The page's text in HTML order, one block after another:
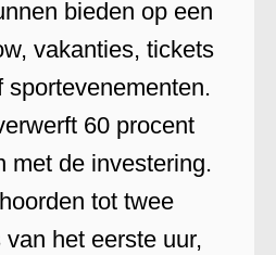
bieden op een
vakanties, tickets
sportevenementen.
60 procent
met de investering.
tot twee
het eerste uur,